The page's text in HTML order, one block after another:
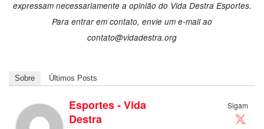
expressam necessariamente a opinião do Vida Destra Esportes.
Para entrar em contato, envie um e-mail ao
contato@vidadestra.org
Sobre Últimos Posts
Sigam
Esportes - Vida
Destra